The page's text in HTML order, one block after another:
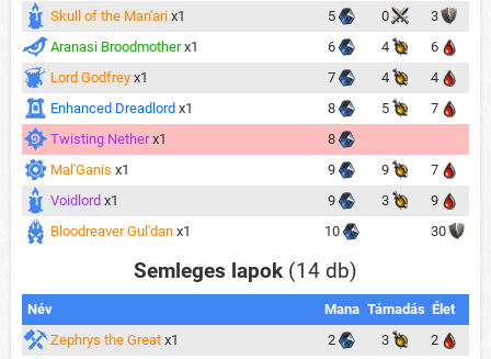
Skull of the Man'ari x1 5 0
3
Aranasi Broodmother x1 6 4
6
Lord Godfrey x1 7 4
4
Enhanced Dreadlord x1 8 5
7
Twisting Nether x1
8
Mal'Ganis x1 9 9
7
Voidlord x1 9 3
9
Bloodreaver Gul'dan x1 10 30
Semleges lapok (14 db)
Név Mana Támadás Élet
Zephrys the Great x1 2 3
2